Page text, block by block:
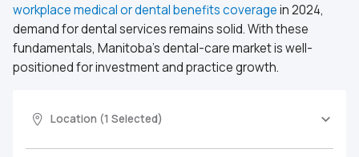
workplace medical or dental benefits coveragein 2024,
demand for dental services remains solid. With these
fundamentals, Manitoba’s dental-care market is well-
positioned for investment and practice growth.
Location (1 Selected)